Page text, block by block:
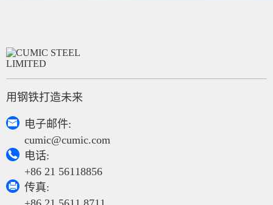
用钢铁打造未来

电子邮件:
cumic@cumic.com

电话:
+86 21 56118856

传真: